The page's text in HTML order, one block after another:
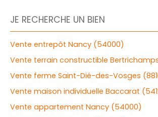
JE RECHERCHE UN BIEN
Vente entrepôt Nancy (54000)
Vente terrain constructible
Vente ferme Saint-Dié-des-Vosges
Vente maison individuelle Baccarat
Vente appartement Nancy (54000)